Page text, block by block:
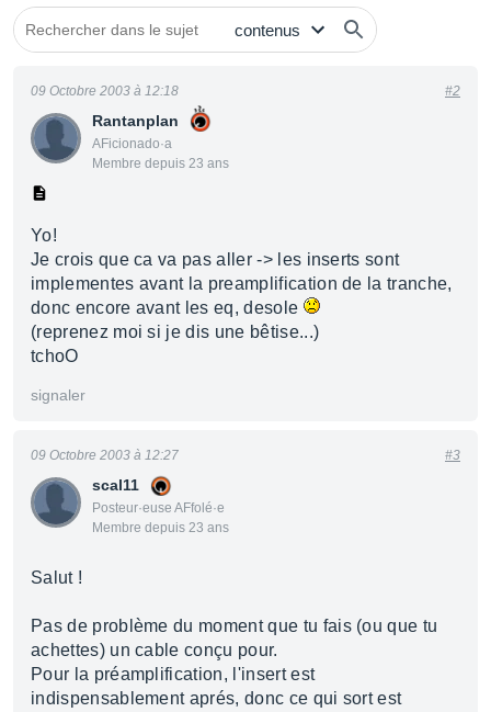
Rantanplan
AFicionado·a
Membre depuis 23 ans
09 Octobre 2003 à 12:18 #2
Yo!
Je crois que ca va pas aller -> les inserts sont
implementes avant la preamplification de la tranche,
donc encore avant les eq, desole
(reprenez moi si je dis une bêtise...)
tchoO
signaler
scal11
Posteur·euse AFfolé·e
Membre depuis 23 ans
09 Octobre 2003 à 12:27 #3
Salut !
Pas de problème du moment que tu fais (ou que tu
achettes) un cable conçu pour.
Pour la préamplification, l'insert est
indispensablement aprés, donc ce qui sort est